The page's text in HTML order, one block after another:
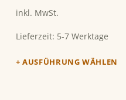
inkl. MwSt.
Lieferzeit: 5-7 Werktage
AUSFÜHRUNG WÄHLEN